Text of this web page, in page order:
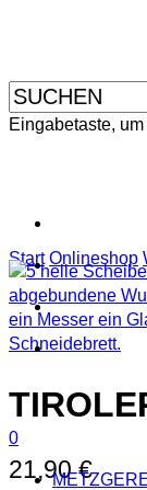
content
Eingabetaste,
search
account
0
Menu
Start Onlineshop
21,90€